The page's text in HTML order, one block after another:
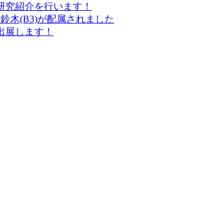
究紹介を行います！
木(B3)が配属されました
展します！